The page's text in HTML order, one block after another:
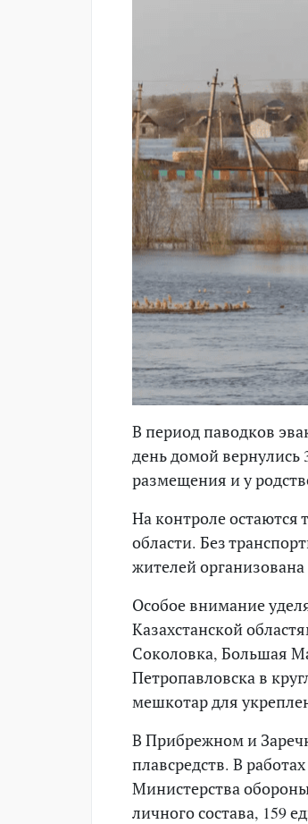
В период паводков
день домой вернулись
размещения и у
На контроле остаются
области. Без
жителей организована
Особое внимание
Казахстанской
Соколовка, Большая
Петропавловска в
мешкотар для
В Прибрежном и
плавсредств. В
Министерства
личного состава, 159